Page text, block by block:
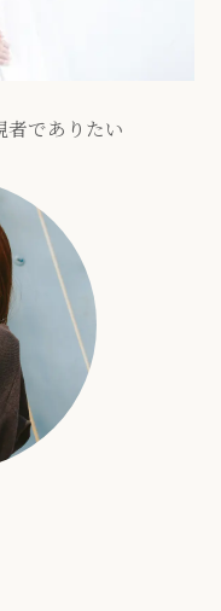
でありたい